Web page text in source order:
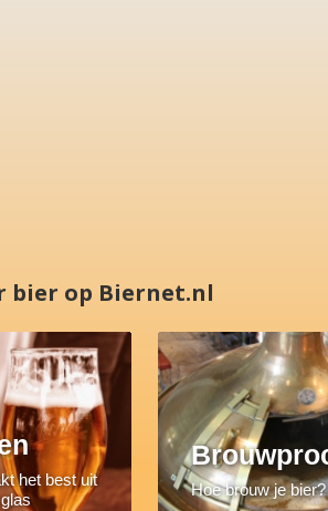
bier op Biernet.nl
het best uit
Hoe brouw je bier?